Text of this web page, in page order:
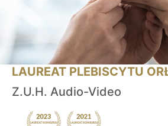
LAUREAT PLEBISCYTU
Z.U.H. Audio-Video